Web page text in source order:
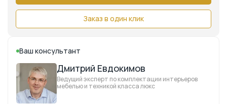
Заказ в один клик
Ваш консультант
Дмитрий Евдокимов
Ведущий эксперт по комплектации интерьеров
мебелью и техникой класса люкс